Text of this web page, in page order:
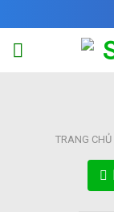
to
content
TRANG CHỦ